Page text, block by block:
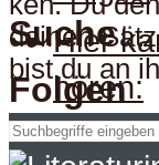
Suche
Hier
hören:
Folgen
deinen
bist du an